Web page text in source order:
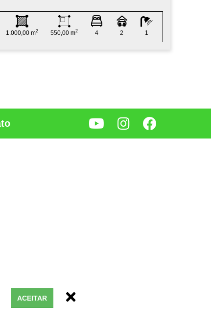
1.000,00 m2 550,00 m2 4 2 1
ACEITAR